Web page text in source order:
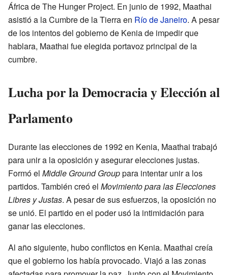
África de The Hunger Project. En junio de 1992, Maathai
asistió a la Cumbre de la Tierra en Río de Janeiro. A pesar
de los intentos del gobierno de Kenia de impedir que
hablara, Maathai fue elegida portavoz principal de la
cumbre.
Lucha por la Democracia y Elección al
Parlamento
Durante las elecciones de 1992 en Kenia, Maathai trabajó
para unir a la oposición y asegurar elecciones justas.
Formó el Middle Ground Grouppara intentar unir a los
partidos. También creó el Movimiento para las Elecciones
Libres y Justas. A pesar de sus esfuerzos, la oposición no
se unió. El partido en el poder usó la intimidación para
ganar las elecciones.
Al año siguiente, hubo conflictos en Kenia. Maathai creía
que el gobierno los había provocado. Viajó a las zonas